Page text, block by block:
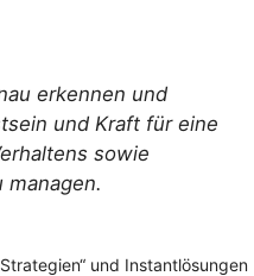
erkennen und
und Kraft für eine
sowie
managen.
und Instantlösungen